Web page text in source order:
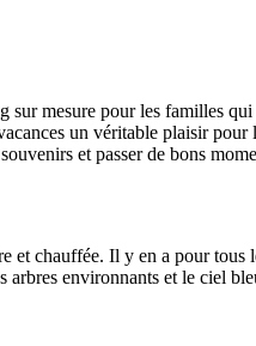
mesure pour les familles
un véritable plaisir
et passer de bons
chauffée. Il y en a pour tous
environnants et le ciel